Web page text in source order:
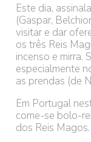
Este dia,
(Gaspar,
visitar e dar
os três Reis
incenso e mirra.
especialmente
as prendas (de
Em Portugal
come-se bolo-
dos Reis Magos.